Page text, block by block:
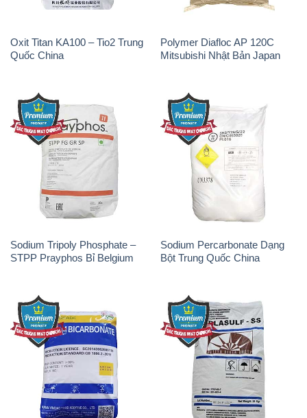
Oxit Titan KA100 – Tio2 Trung
Quốc China
Polymer Diafloc AP 120C
Mitsubishi Nhật Bản Japan
Sodium Tripoly Phosphate –
STPP Prayphos Bỉ Belgium
Sodium Percarbonate Dạng
Bột Trung Quốc China